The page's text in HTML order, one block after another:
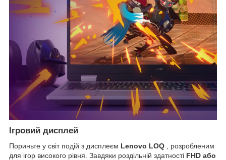
Ігровий дисплей
Пориньте у світ подій з дисплеєм Lenovo LOQ , розробленим
для ігор високого рівня. Завдяки роздільній здатності FHD або